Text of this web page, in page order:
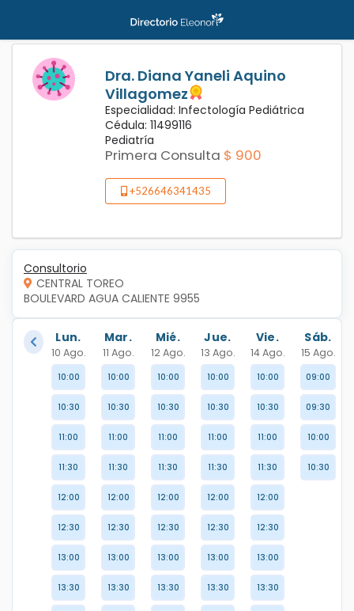
Dra. Diana Yaneli Aquino
Villagomez
Especialidad: Infectología Pediátrica
Cédula: 11499116
Pediatría
Primera Consulta $ 900
+526646341435
Consultorio
CENTRAL TOREO
BOULEVARD AGUA CALIENTE 9955
Lun.
10 Ago.
Mar.
11 Ago.
Mié.
12 Ago.
Jue.
13 Ago.
Vie.
14 Ago.
Sáb.
15 Ago.
10:00
10:30
11:00
11:30
12:00
12:30
13:00
13:30
10:00
10:30
11:00
11:30
12:00
12:30
13:00
13:30
10:00
10:30
11:00
11:30
12:00
12:30
13:00
13:30
10:00
10:30
11:00
11:30
12:00
12:30
13:00
13:30
10:00
10:30
11:00
11:30
12:00
12:30
13:00
13:30
09:00
09:30
10:00
10:30